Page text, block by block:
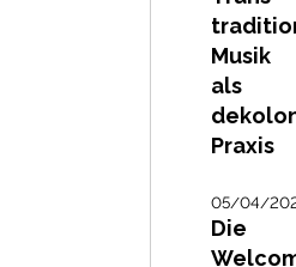
Musik
als
Praxis
05/04/
Die